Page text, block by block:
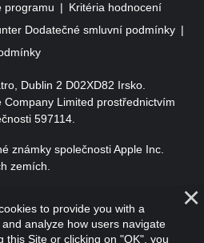
programu
Kritéria hodnocení
Dodatečné smluvní podmínky
Dublin 2 D02XD82 Irsko.
Company Limited prostřednictvím
597114.
známky společnosti Apple Inc.
zemích.
to provide you with a
analyze how users navigate
this Site or clicking on "OK", you